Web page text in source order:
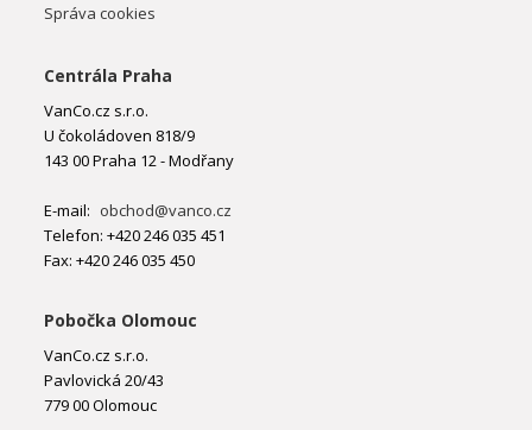
Správa cookies
Centrála Praha
VanCo.cz s.r.o.
U čokoládoven 818/9
143 00 Praha 12 - Modřany
E-mail: obchod@vanco.cz
Telefon: +420 246 035 451
Fax: +420 246 035 450
Pobočka Olomouc
VanCo.cz s.r.o.
Pavlovická 20/43
779 00 Olomouc